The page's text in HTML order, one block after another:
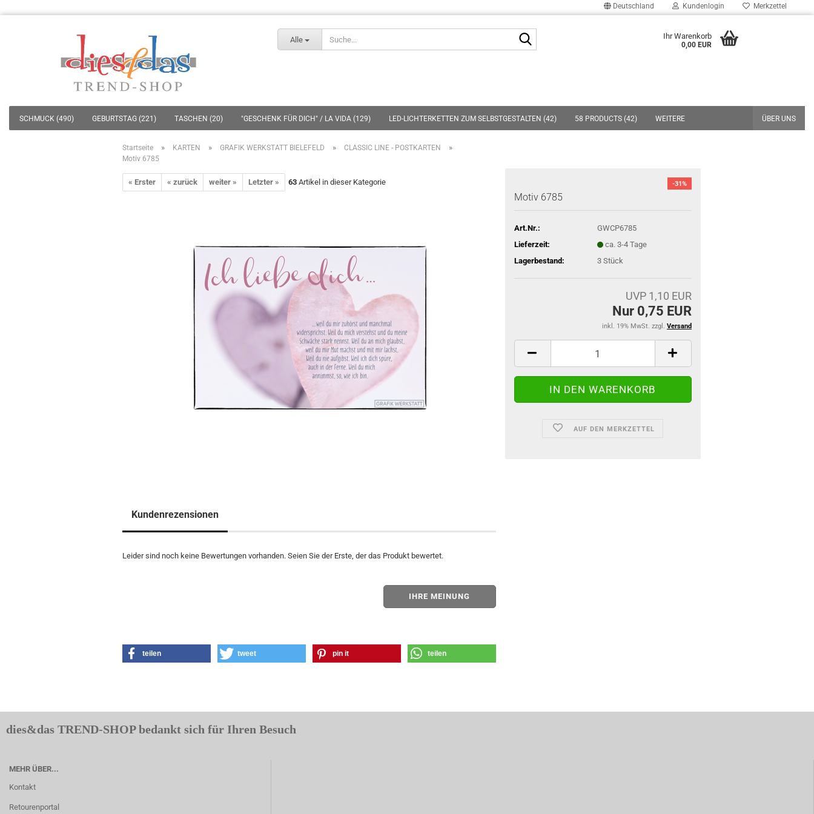
Deutschland Kundenlogin Merkzettel
Alle Ihr Warenkorb
0,00 EUR
SCHMUCK (490) GEBURTSTAG (221) TASCHEN (20) "GESCHENK FÜR DICH" / LA VIDA (129) LED-LICHTERKETTEN ZUM SELBSTGESTALTEN (42) 58 PRODUCTS (42) ÜBER UNS
WEITERE
Startseite » KARTEN » GRAFIK WERKSTATT BIELEFELD » CLASSIC LINE - POSTKARTEN »
Motiv 6785
« Erster « zurück weiter » Letzter » 63 Artikel in dieser Kategorie -31%
Motiv 6785
Art.Nr.:
GWCP6785
Lieferzeit:
ca. 3-4 Tage
Lagerbestand:
3 Stück
UVP 1,10 EUR
Nur 0,75 EUR
inkl. 19% MwSt. zzgl. Versand
AUF DEN MERKZETTEL
Kundenrezensionen
Leider sind noch keine Bewertungen vorhanden. Seien Sie der Erste, der das Produkt bewertet.
IHRE MEINUNG
teilen tweet pin it teilen
dies&das TREND-SHOP bedankt sich für Ihren Besuch
MEHR ÜBER...
Kontakt
Retourenportal